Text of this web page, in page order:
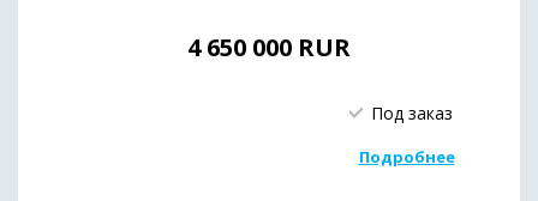
4 650 000 RUR
Под заказ
Подробнее